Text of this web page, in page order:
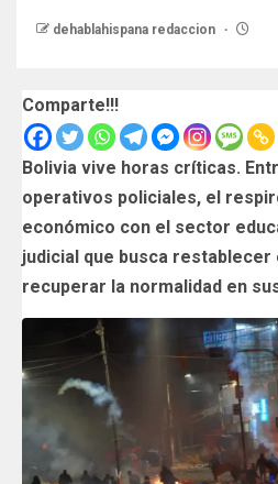
dehablahispana redaccion
Comparte!!!
Bolivia vive horas críticas.
operativos policiales, el
económico con el sector
judicial que busca
recuperar la normalidad en